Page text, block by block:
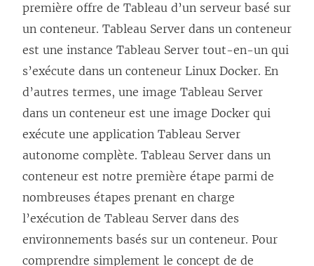
première offre de Tableau d’un serveur basé sur
un conteneur. Tableau Server dans un conteneur
est une instance Tableau Server tout-en-un qui
s’exécute dans un conteneur Linux Docker. En
d’autres termes, une image Tableau Server
dans un conteneur est une image Docker qui
exécute une application Tableau Server
autonome complète. Tableau Server dans un
conteneur est notre première étape parmi de
nombreuses étapes prenant en charge
l’exécution de Tableau Server dans des
environnements basés sur un conteneur. Pour
comprendre simplement le concept de de